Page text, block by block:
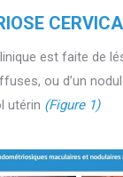
est faite de
ou d’un
utérin (Figure 1)